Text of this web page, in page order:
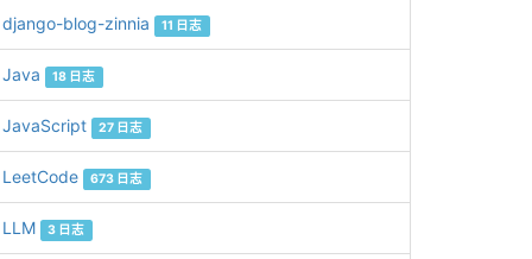
django-blog-zinnia 11 日志
Java 18 日志
JavaScript 27 日志
LeetCode 673 日志
LLM 3 日志